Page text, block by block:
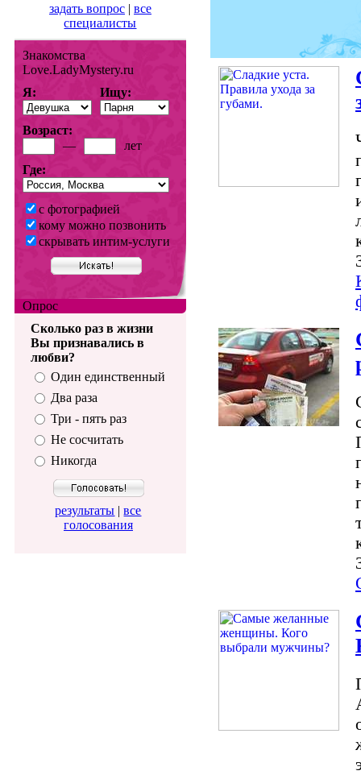
задать вопрос | все
специалисты
Знакомства
Love.LadyMystery.ru
Я:
Ищу:
Возраст:
—
лет
Где:
с фотографией
кому можно позвонить
скрывать интим-услуги
Опрос
Сколько раз в жизни
Вы признавались в
любви?
Один единственный
Два раза
Три - пять раз
Не сосчитать
Никогда
результаты |все
голосования